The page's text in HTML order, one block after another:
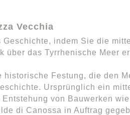
Vecchia
indem Sie die
über das Tyrrhenische Meer
historische Festung, die den
Ursprünglich ein
von Bauwerken
di Canossa in Auftrag